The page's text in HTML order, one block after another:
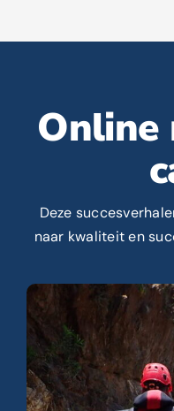
Online
Deze
naar kwaliteit en